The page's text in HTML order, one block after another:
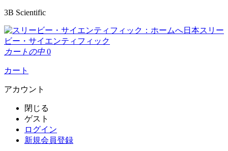
3B Scientific
日本スリー
ビー・サイエンティフィック
カートの中 0
カート
アカウント
閉じる
ゲスト
ログイン
新規会員登録